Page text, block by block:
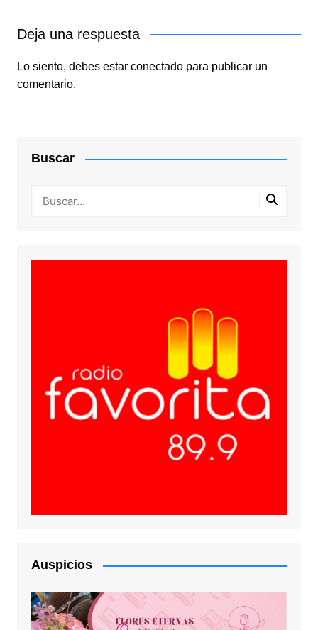
Deja una respuesta
Lo siento, debes estar conectadopara publicar un
comentario.
Buscar
Auspicios